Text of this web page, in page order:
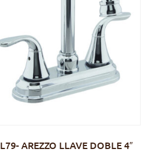
L79- AREZZO LLAVE DOBLE 4″